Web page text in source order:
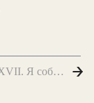
Глава XVII. Я собираюсь делать визиты